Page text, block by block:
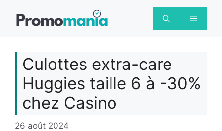
Menu
Culottes extra-care
Huggies taille 6 à -30%
chez Casino
26 août 2024